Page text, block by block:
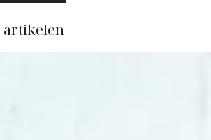
artikelen